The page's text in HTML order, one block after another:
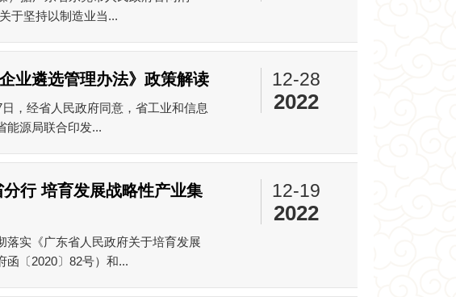
于坚持以制造业当...
业遴选管理办法》政策解读
经省人民政府同意，省工业和信息
能源局联合印发...
12-28
2022
行 培育发展战略性产业集
实《广东省人民政府关于培育发展
函〔2020〕82号）和...
12-19
2022